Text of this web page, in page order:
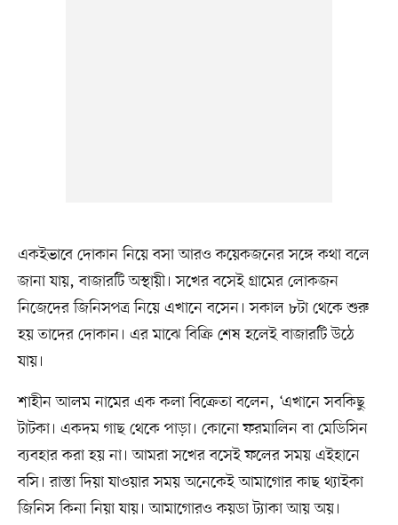
একইভাবে দোকান নিয়ে বসা আরও কয়েকজনের সঙ্গে কথা বলে
জানা যায়, বাজারটি অস্থায়ী। সখের বসেই গ্রামের লোকজন
নিজেদের জিনিসপত্র নিয়ে এখানে বসেন। সকাল ৮টা থেকে শুরু
হয় তাদের দোকান। এর মাঝে বিক্রি শেষ হলেই বাজারটি উঠে
যায়।
শাহীন আলম নামের এক কলা বিক্রেতা বলেন, ‘এখানে সবকিছু
টাটকা। একদম গাছ থেকে পাড়া। কোনো ফরমালিন বা মেডিসিন
ব্যবহার করা হয় না। আমরা সখের বসেই ফলের সময় এইহানে
বসি। রাস্তা দিয়া যাওয়ার সময় অনেকেই আমাগোর কাছ থ্যাইকা
জিনিস কিনা নিয়া যায়। আমাগোরও কয়ডা ট্যাকা আয় অয়।